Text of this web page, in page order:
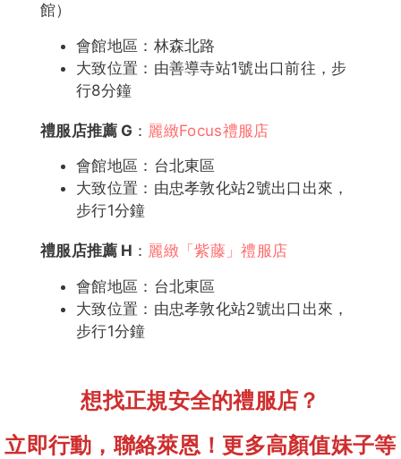
館）
會館地區：林森北路
大致位置：由善導寺站1號出口前往，步
行8分鐘
禮服店推薦 G ： 麗緻Focus禮服店
會館地區：台北東區
大致位置：由忠孝敦化站2號出口出來，
步行1分鐘
禮服店推薦 H ： 麗緻「紫藤」禮服店
會館地區：台北東區
大致位置：由忠孝敦化站2號出口出來，
步行1分鐘
想找正規安全的禮服店？
立即行動，聯絡萊恩！更多高顏值妹子等